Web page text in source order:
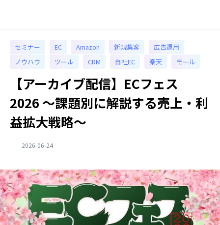
セミナー EC Amazon 新規集客
広告運用
ノウハウ
ツール CRM 自社EC 楽天 モール
【アーカイブ配信】ECフェス
2026 ～課題別に解説する売上・利
益拡大戦略～
2026-06-24